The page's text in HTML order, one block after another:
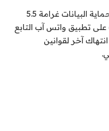
فرضت المفوضية الأيرلندية لحماية البيانات غرامة 5.5
دولار) على تطبيق واتس آب التابع
آخر لقوانين